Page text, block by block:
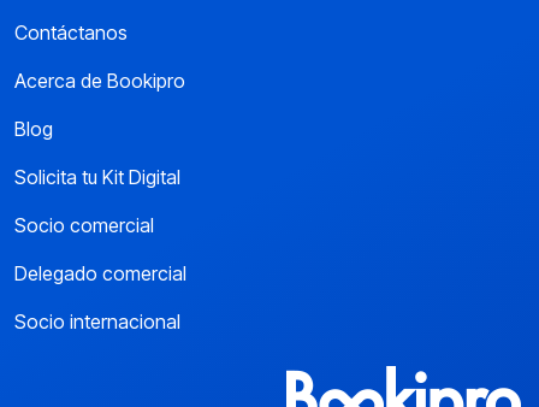
Contáctanos
Acerca de Bookipro
Blog
Solicita tu Kit Digital
Socio comercial
Delegado comercial
Socio internacional